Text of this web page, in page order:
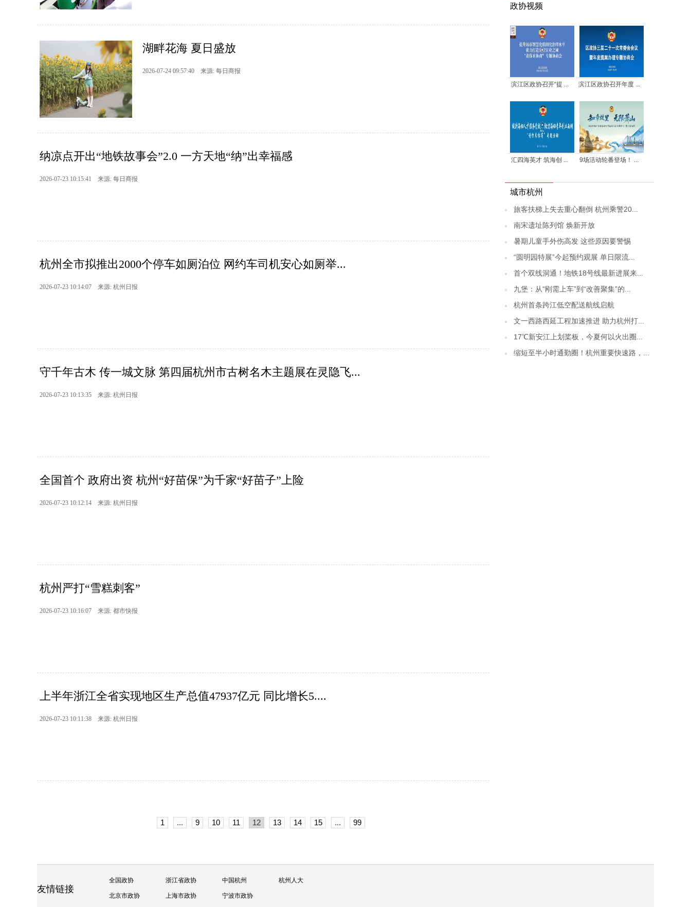
湖畔花海 夏日盛放
2026-07-24 09:57:40 来源: 每日商报
纳凉点开出“地铁故事会”2.0 一方天地“纳”出幸福感
2026-07-23 10:15:41 来源: 每日商报
杭州全市拟推出2000个停车如厕泊位 网约车司机安心如厕举...
2026-07-23 10:14:07 来源: 杭州日报
守千年古木 传一城文脉 第四届杭州市古树名木主题展在灵隐飞...
2026-07-23 10:13:35 来源: 杭州日报
全国首个 政府出资 杭州“好苗保”为千家“好苗子”上险
2026-07-23 10:12:14 来源: 杭州日报
杭州严打“雪糕刺客”
2026-07-23 10:16:07 来源: 都市快报
上半年浙江全省实现地区生产总值47937亿元 同比增长5....
2026-07-23 10:11:38 来源: 杭州日报
1 ... 9 10 11 12 13 14 15 ... 99
政协视频
滨江区政协召开“提 ... 滨江区政协召开年度 ...
汇四海英才 筑海创 ... 9场活动轮番登场！ ...
城市杭州
旅客扶梯上失去重心翻倒 杭州乘警20...
南宋遗址陈列馆 焕新开放
暑期儿童手外伤高发 这些原因要警惕
“圆明园特展”今起预约观展 单日限流...
首个双线洞通！地铁18号线最新进展来...
九堡：从“刚需上车”到“改善聚集”的...
杭州首条跨江低空配送航线启航
文一西路西延工程加速推进 助力杭州打...
17℃新安江上划桨板，今夏何以火出圈...
缩短至半小时通勤圈！杭州重要快速路，...
友情链接
全国政协 浙江省政协 中国杭州 杭州人大
北京市政协 上海市政协 宁波市政协